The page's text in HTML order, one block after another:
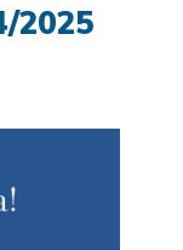
2025